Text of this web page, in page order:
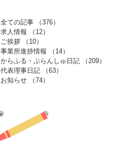
全ての記事 （376）
求人情報
（12）
ご挨拶
（10）
事業所進捗情報
（14）
からふる・ぶらんしゅ日記
（209）
代表理事日記
（63）
お知らせ
（74）